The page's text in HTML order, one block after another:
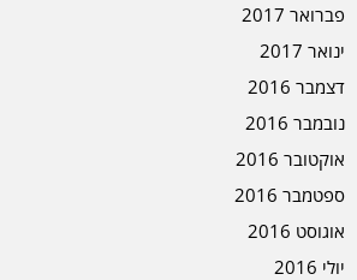
פברואר 2017
ינואר 2017
דצמבר 2016
נובמבר 2016
אוקטובר 2016
ספטמבר 2016
אוגוסט 2016
יולי 2016